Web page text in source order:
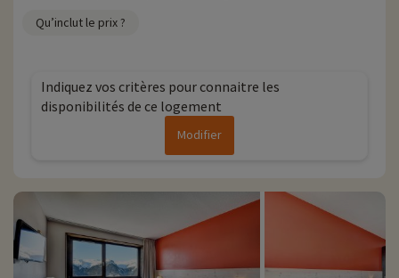
Qu’inclut le prix ?
Indiquez vos critères pour connaitre les
disponibilités de ce logement
Modifier